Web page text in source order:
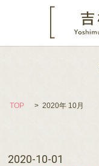
TOP 2020年 10月
2020-10-01